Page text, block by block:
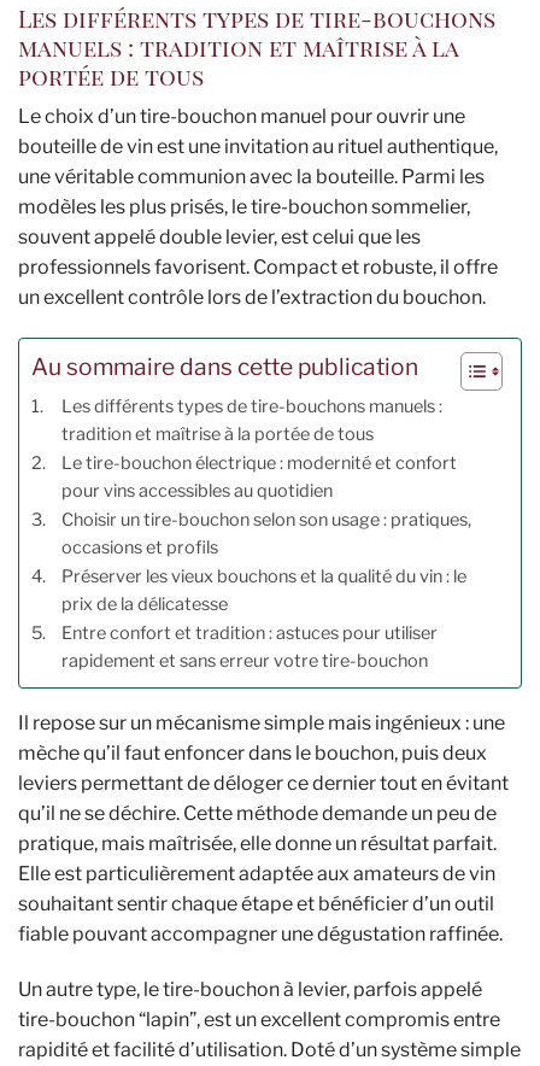
Les différents types de tire-bouchons
manuels : tradition et maîtrise à la
portée de tous
Le choix d’un tire-bouchon manuel pour ouvrir une
bouteille de vin est une invitation au rituel authentique,
une véritable communion avec la bouteille. Parmi les
modèles les plus prisés, le tire-bouchon sommelier,
souvent appelé double levier, est celui que les
professionnels favorisent. Compact et robuste, il offre
un excellent contrôle lors de l’extraction du bouchon.
Au sommaire dans cette publication
Les différents types de tire-bouchons manuels :
tradition et maîtrise à la portée de tous
Le tire-bouchon électrique : modernité et confort
pour vins accessibles au quotidien
Choisir un tire-bouchon selon son usage : pratiques,
occasions et profils
Préserver les vieux bouchons et la qualité du vin : le
prix de la délicatesse
Entre confort et tradition : astuces pour utiliser
rapidement et sans erreur votre tire-bouchon
Il repose sur un mécanisme simple mais ingénieux : une
mèche qu’il faut enfoncer dans le bouchon, puis deux
leviers permettant de déloger ce dernier tout en évitant
qu’il ne se déchire. Cette méthode demande un peu de
pratique, mais maîtrisée, elle donne un résultat parfait.
Elle est particulièrement adaptée aux amateurs de vin
souhaitant sentir chaque étape et bénéficier d’un outil
fiable pouvant accompagner une dégustation raffinée.
Un autre type, le tire-bouchon à levier, parfois appelé
tire-bouchon “lapin”, est un excellent compromis entre
rapidité et facilité d’utilisation. Doté d’un système simple